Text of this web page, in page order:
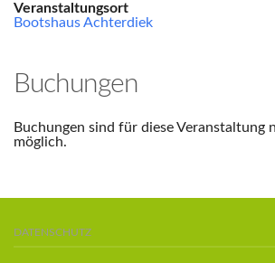
Veranstaltungsort
Bootshaus Achterdiek
Buchungen
Buchungen sind für diese Veranstaltung
möglich.
DATENSCHUTZ